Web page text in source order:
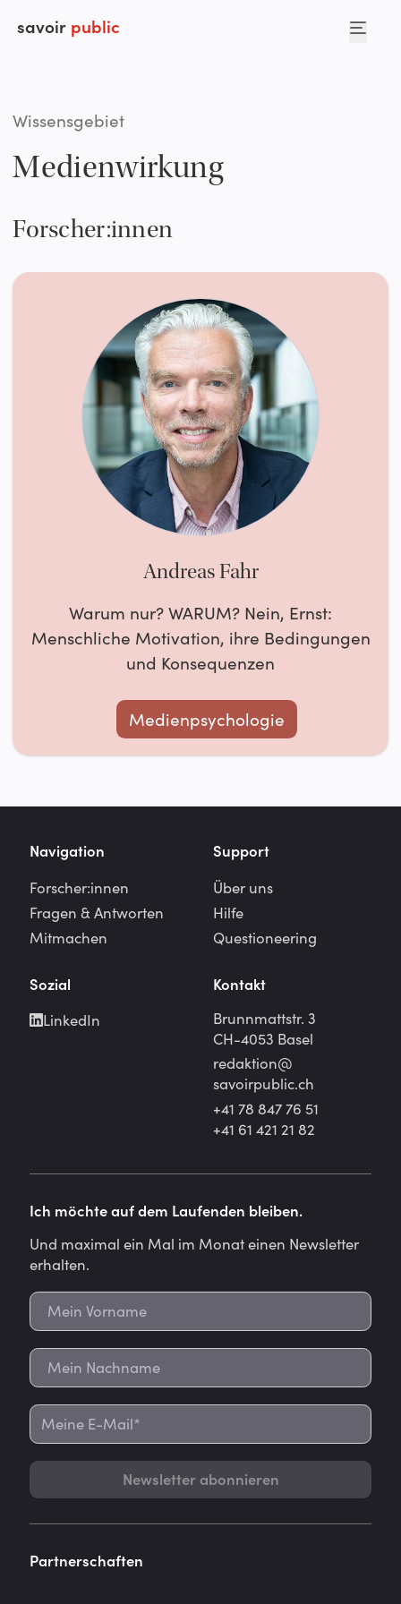
savoir public
Wissensgebiet
Medienwirkung
Forscher:innen
Andreas Fahr
Warum nur? WARUM? Nein, Ernst:
Menschliche Motivation, ihre Bedingungen
und Konsequenzen
Medienpsychologie
Navigation
Forscher:innen
Fragen & Antworten
Mitmachen
Support
Über uns
Hilfe
Questioneering
Sozial
LinkedIn
Kontakt
Brunnmattstr. 3
CH-4053 Basel
redaktion@
savoirpublic.ch
+41 78 847 76 51
+41 61 421 21 82
Ich möchte auf dem Laufenden bleiben.
Und maximal ein Mal im Monat einen Newsletter
erhalten.
Newsletter abonnieren
Partnerschaften